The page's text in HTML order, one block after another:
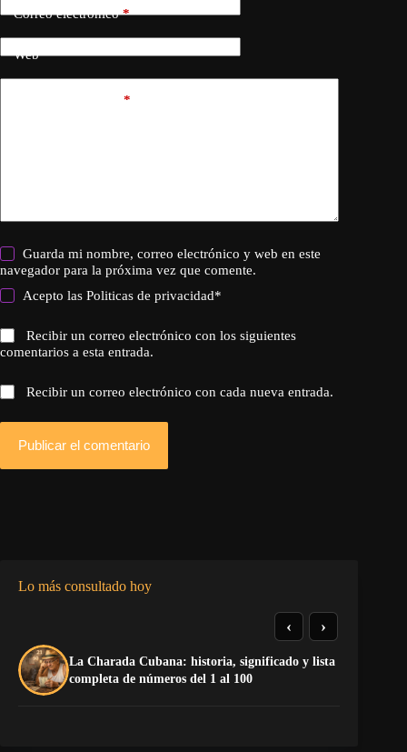
Correo electrónico*
Web
*
Guarda mi nombre, correo electrónico y web en este
navegador para la próxima vez que comente.
Acepto lasPoliticas de privacidad*
Recibir un correo electrónico con los siguientes
comentarios a esta entrada.
Recibir un correo electrónico con cada nueva entrada.
Publicar el comentario
Lo más consultado hoy
La Charada Cubana: historia, significado y lista
completa de números del 1 al 100
‹ ›